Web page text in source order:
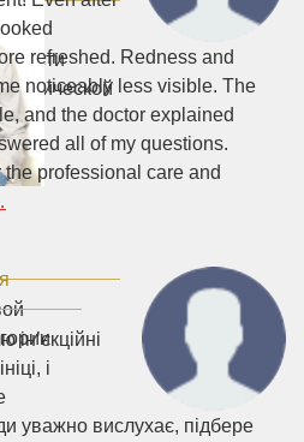
refreshed. Redness and
noticeably less visible. The
and the doctor explained
all of my questions.
professional care and
і
уважно вислухає, підбере